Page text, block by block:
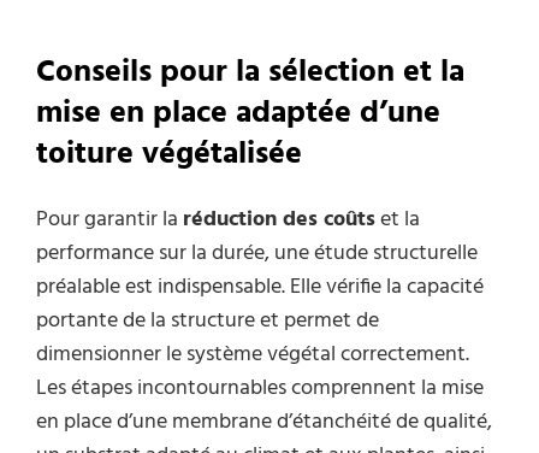
Conseils pour la sélection et la
mise en place adaptée d’une
toiture végétalisée
Pour garantir la réduction des coûtset la
performance sur la durée, une étude structurelle
préalable est indispensable. Elle vérifie la capacité
portante de la structure et permet de
dimensionner le système végétal correctement.
Les étapes incontournables comprennent la mise
en place d’une membrane d’étanchéité de qualité,